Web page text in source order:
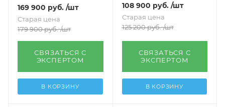
169 900 руб. /шт
Старая цена
179 900руб. /шт
СВЯЗАТЬСЯ С
ЭКСПЕРТОМ
В КОРЗИНУ
108 900 руб. /шт
Старая цена
125 200руб. /шт
СВЯЗАТЬСЯ С
ЭКСПЕРТОМ
В КОРЗИНУ